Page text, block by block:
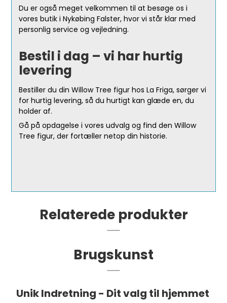
Du er også meget velkommen til at besøge os i
vores butik i Nykøbing Falster, hvor vi står klar med
personlig service og vejledning.
Bestil i dag – vi har hurtig
levering
Bestiller du din Willow Tree figur hos La Friga, sørger vi
for hurtig levering, så du hurtigt kan glæde en, du
holder af.
Gå på opdagelse i vores udvalg og find den Willow
Tree figur, der fortæller netop din historie.
Relaterede produkter
Brugskunst
Unik Indretning - Dit valg til hjemmet